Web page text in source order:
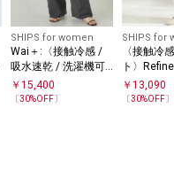
SHIPS for women
Wai＋:〈接触冷感 /
吸水速乾 / 洗濯機可
能〉タイプライター
コンフィ タック パン
￥ 15,400
〔30%OFF〕
SHIPS for
〈接触冷
ト〉
ド パンツ
（セレモ
￥13,090
〔30%OFF〕